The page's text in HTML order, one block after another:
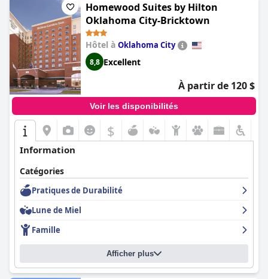
Homewood Suites by Hilton
Oklahoma City-Bricktown
Hôtel à Oklahoma City
8,8 Excellent
À partir de 120 $
Voir les disponibilités
$
Information
Catégories
Pratiques de Durabilité
Lune de Miel
Famille
Afficher plus